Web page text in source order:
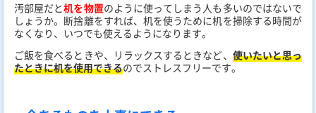
汚部屋だと机を物置のように使ってしまう人も多いのではないで
しょうか。断捨離をすれば、机を使うために机を掃除する時間が
なくなり、いつでも使えるようになります。
ご飯を食べるときや、リラックスするときなど、 使いたいと思っ
たときに机を使用できるのでストレスフリーです。